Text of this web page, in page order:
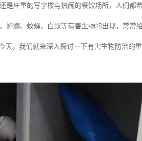
是庄重的写字楼与热闹的餐饮场所，人们都
蟑螂、蚊蝇、白蚁等有害生物的出现，常常
天，我们就来深入探讨一下有害生物防治的